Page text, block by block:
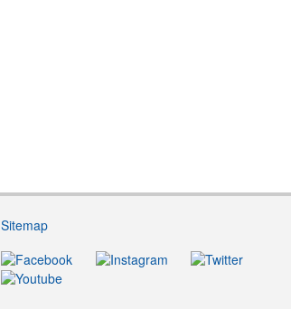
Sitemap